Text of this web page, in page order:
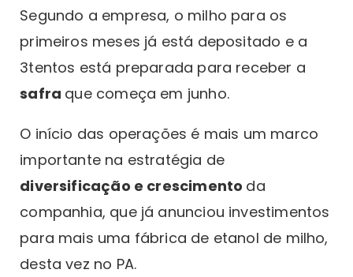
Segundo a empresa, o milho para os
primeiros meses já está depositado e a
3tentos está preparada para receber a
safra que começa em junho.
O início das operações é mais um marco
importante na estratégia de
diversificação e crescimento da
companhia, que já anunciou investimentos
para mais uma fábrica de etanol de milho,
desta vez no PA.